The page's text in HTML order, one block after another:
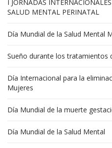
I JORNADAS
SALUD MENTAL PERINATAL
Día Mundial de la Salud Mental
Sueño durante los tratamientos
Día Internacional para la
Mujeres
Día Mundial de la muerte
Día Mundial de la Salud Mental